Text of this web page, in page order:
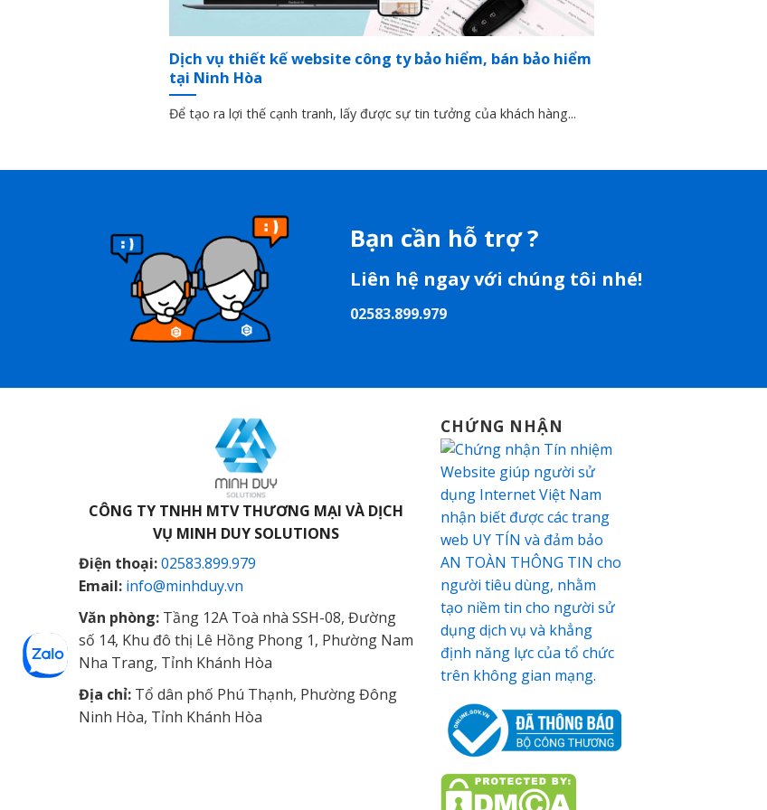
Dịch vụ thiết kế website công ty bảo hiểm, bán bảo hiểm
tại Ninh Hòa
Để tạo ra lợi thế cạnh tranh, lấy được sự tin tưởng của khách hàng...
Bạn cần hỗ trợ ?
Liên hệ ngay với chúng tôi nhé!
02583.899.979
CÔNG TY TNHH MTV THƯƠNG MẠI VÀ DỊCH
VỤ MINH DUY SOLUTIONS
Điện thoại:02583.899.979
Email: info@minhduy.vn
Văn phòng: Tầng 12A Toà nhà SSH-08, Đường
số 14, Khu đô thị Lê Hồng Phong 1, Phường Nam
Nha Trang, Tỉnh Khánh Hòa
Địa chỉ: Tổ dân phố Phú Thạnh, Phường Đông
Ninh Hòa, Tỉnh Khánh Hòa
CHỨNG NHẬN